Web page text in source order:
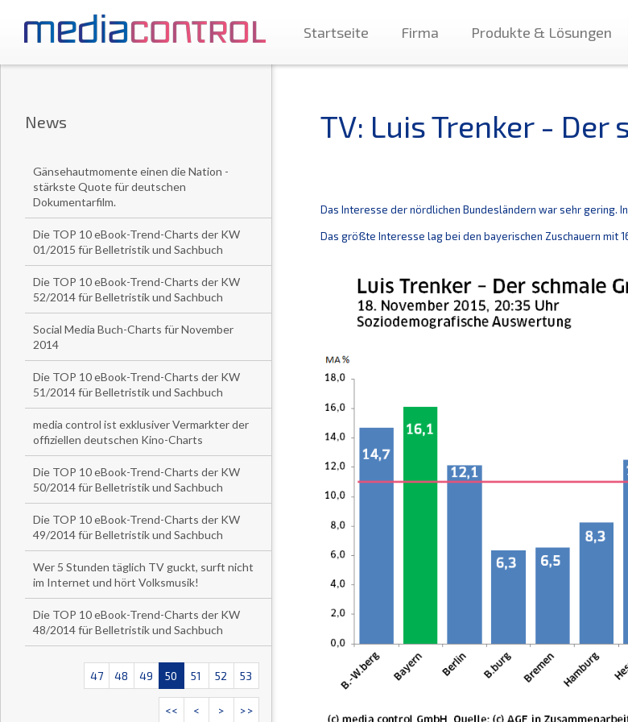
Startseite Firma Produkte & Lösungen
News
Gänsehautmomente einen die Nation -
stärkste Quote für deutschen
Dokumentarfilm.
Die TOP 10 eBook-Trend-Charts der KW
01/2015 für Belletristik und Sachbuch
Die TOP 10 eBook-Trend-Charts der KW
52/2014 für Belletristik und Sachbuch
Social Media Buch-Charts für November
2014
Die TOP 10 eBook-Trend-Charts der KW
51/2014 für Belletristik und Sachbuch
media control ist exklusiver Vermarkter der
offiziellen deutschen Kino-Charts
Die TOP 10 eBook-Trend-Charts der KW
50/2014 für Belletristik und Sachbuch
Die TOP 10 eBook-Trend-Charts der KW
49/2014 für Belletristik und Sachbuch
Wer 5 Stunden täglich TV guckt, surft nicht
im Internet und hört Volksmusik!
Die TOP 10 eBook-Trend-Charts der KW
48/2014 für Belletristik und Sachbuch
47 48 49 50 51 52 53
<< < > >>
TV: Luis Trenker -
Das Interesse der nördlichen Bundesländern war sehr gering.
Das größte Interesse lag bei den bayerischen Zuschauern mit